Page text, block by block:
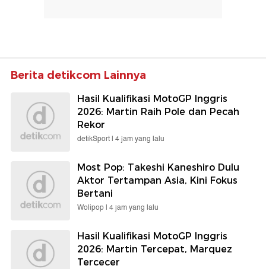
Berita detikcom Lainnya
Hasil Kualifikasi MotoGP Inggris
2026: Martin Raih Pole dan Pecah
Rekor
detikSport | 4 jam yang lalu
Most Pop: Takeshi Kaneshiro Dulu
Aktor Tertampan Asia, Kini Fokus
Bertani
Wolipop | 4 jam yang lalu
Hasil Kualifikasi MotoGP Inggris
2026: Martin Tercepat, Marquez
Tercecer